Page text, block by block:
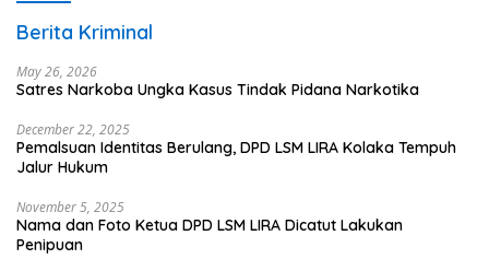
Berita Kriminal
May 26, 2026
Satres Narkoba Ungka Kasus Tindak Pidana Narkotika
December 22, 2025
Pemalsuan Identitas Berulang, DPD LSM LIRA Kolaka Tempuh
Jalur Hukum
November 5, 2025
Nama dan Foto Ketua DPD LSM LIRA Dicatut Lakukan
Penipuan